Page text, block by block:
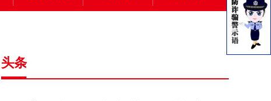
头条